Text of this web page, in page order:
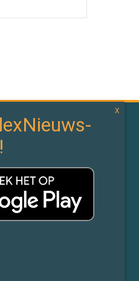
In de wereld
Politiek
In de cloud
Tooling
Implementatie